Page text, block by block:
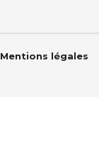
Mentions légales